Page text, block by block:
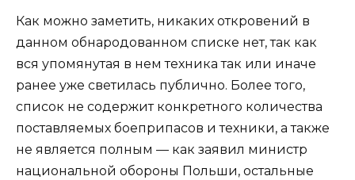
Как можно заметить, никаких откровений в
данном обнародованном списке нет, так как
вся упомянутая в нем техника так или иначе
ранее уже светилась публично. Более того,
список не содержит конкретного количества
поставляемых боеприпасов и техники, а также
не является полным — как заявил министр
национальной обороны Польши, остальные